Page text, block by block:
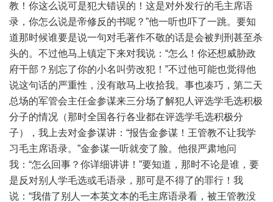
教！你这么说可是犯大错误的！这是对外发行的毛主席语
录，你怎么说是帝修反的书呢？”他一听也吓了一跳。要知
道那时候谁要是说一句对毛著作不敬的话是会被判刑甚至杀
头的。不过他马上镇定下来对我说：“怎么！你还想威胁政
府干部？别忘了你的小名叫劳改犯！”不过他可能也觉得他
说这句话的严重性，没有敢马上收拾我。事也凑巧，第二天
总场的军管会主任金参谋来三分场了解犯人评选学毛选积极
分子的情况（那时全国各行各业都在评选学毛选积极分
子），我上去对金参谋讲：“报告金参谋！王管教不让我学
习毛主席语录。”金参谋一听就变了脸。他很严肃地问
我：“怎么回事？你详细讲讲！”要知道，那时不论是谁，要
是反对别人学毛选或毛语录，那可是不得了的罪行！我
说：“我借了别人一本英文本的毛主席语录看，被王管教没